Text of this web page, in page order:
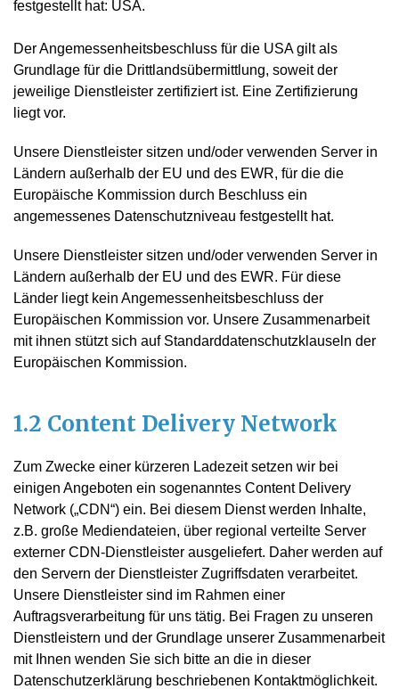
festgestellt hat: USA.
Der Angemessenheitsbeschluss für die USA gilt als
Grundlage für die Drittlandsübermittlung, soweit der
jeweilige Dienstleister zertifiziert ist. Eine Zertifizierung
liegt vor.
Unsere Dienstleister sitzen und/oder verwenden Server in
Ländern außerhalb der EU und des EWR, für die die
Europäische Kommission durch Beschluss ein
angemessenes Datenschutzniveau festgestellt hat.
Unsere Dienstleister sitzen und/oder verwenden Server in
Ländern außerhalb der EU und des EWR. Für diese
Länder liegt kein Angemessenheitsbeschluss der
Europäischen Kommission vor. Unsere Zusammenarbeit
mit ihnen stützt sich auf Standarddatenschutzklauseln der
Europäischen Kommission.
1.2 Content Delivery Network
Zum Zwecke einer kürzeren Ladezeit setzen wir bei
einigen Angeboten ein sogenanntes Content Delivery
Network („CDN“) ein. Bei diesem Dienst werden Inhalte,
z.B. große Mediendateien, über regional verteilte Server
externer CDN-Dienstleister ausgeliefert. Daher werden auf
den Servern der Dienstleister Zugriffsdaten verarbeitet.
Unsere Dienstleister sind im Rahmen einer
Auftragsverarbeitung für uns tätig. Bei Fragen zu unseren
Dienstleistern und der Grundlage unserer Zusammenarbeit
mit Ihnen wenden Sie sich bitte an die in dieser
Datenschutzerklärung beschriebenen Kontaktmöglichkeit.